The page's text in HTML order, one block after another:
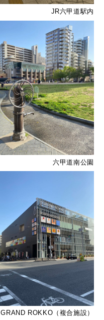
JR六甲道駅内
六甲道南公園
GRAND ROKKO（複合施設）